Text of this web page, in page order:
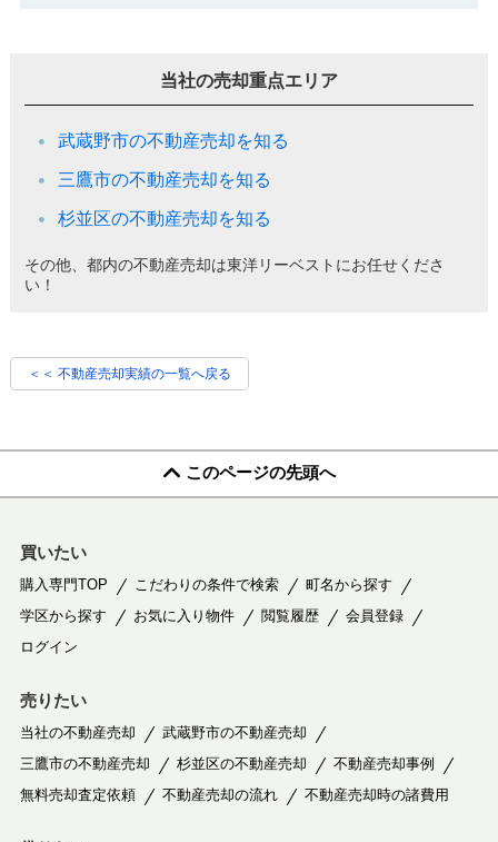
当社の売却重点エリア
武蔵野市の不動産売却を知る
三鷹市の不動産売却を知る
杉並区の不動産売却を知る
その他、都内の不動産売却は東洋リーベストにお任せくださ
い！
＜＜ 不動産売却実績の一覧へ戻る
このページの先頭へ
買いたい
購入専門TOP こだわりの条件で検索
町名から探す
学区から探す
お気に入り物件 閲覧履歴
会員登録
ログイン
売りたい
当社の不動産売却
武蔵野市の不動産売却
三鷹市の不動産売却
杉並区の不動産売却
不動産売却事例
無料売却査定依頼
不動産売却の流れ 不動産売却時の諸費用